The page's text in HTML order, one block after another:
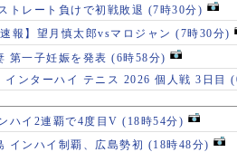
トレート負けで初戦敗退 (7時30分)
速報】望月慎太郎vsマロジャン (7時30分)
第一子妊娠を発表 (6時58分)
インターハイ テニス 2026 個人戦 3日目
ハイ2連覇で4度目V (18時54分)
インハイ制覇、広島勢初 (18時48分)